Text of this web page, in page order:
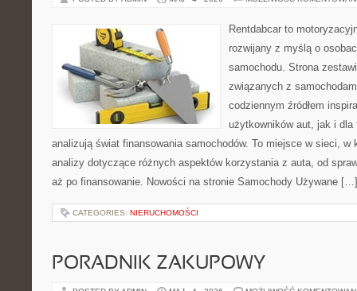
Rentdabcar to
rozwijany z myślą o
samochodu. Strona
związanych z
codziennym źródłem
użytkowników aut, jak i
analizują świat finansowania samochodów. To miejsce w sieci, w
analizy dotyczące różnych aspektów korzystania z auta, od
aż po finansowanie. Nowości na stronie Samochody Używane […]
CATEGORIES: NIERUCHOMOŚCI
PORADNIK ZAKUPOWY